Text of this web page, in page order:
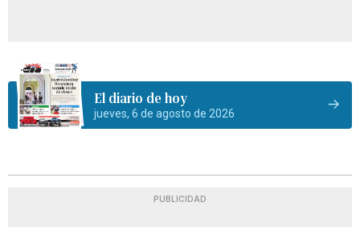
El diario de hoy
jueves, 6 de agosto de 2026
PUBLICIDAD